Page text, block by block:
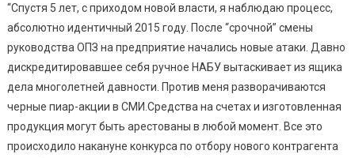
“Спустя 5 лет, с приходом новой власти, я наблюдаю процесс,
абсолютно идентичный 2015 году. После “срочной” смены
руководства ОПЗ на предприятие начались новые атаки. Давно
дискредитировавшее себя ручное НАБУ вытаскивает из ящика
дела многолетней давности. Против меня разворачиваются
черные пиар-акции в СМИ.Средства на счетах и изготовленная
продукция могут быть арестованы в любой момент. Все это
происходило накануне конкурса по отбору нового контрагента